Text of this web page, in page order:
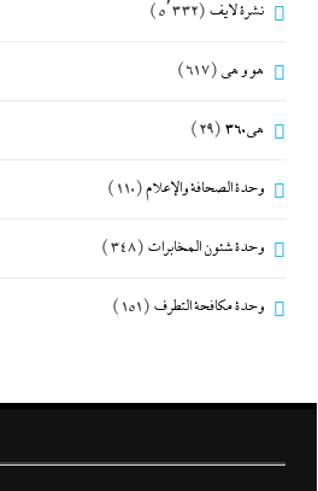
نشرة لايف (5٬332)
هو و هي (617)
هى360 (29)
وحدة الصحافة والإعلام(110)
وحدة شئون المخابرات (348)
وحدة مكافحة التطرف (151)